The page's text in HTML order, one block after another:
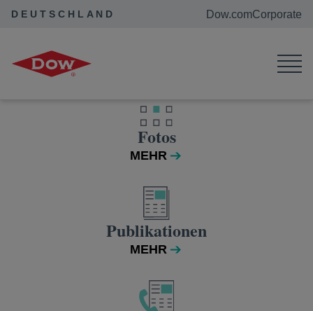
DEUTSCHLAND Dow.comCorporate
Fotos
MEHR
Publikationen
MEHR